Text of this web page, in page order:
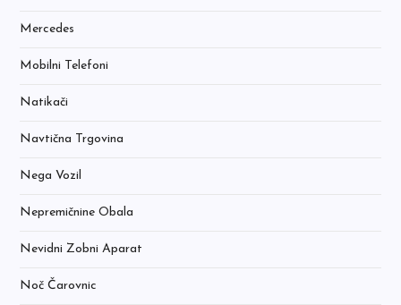
Mercedes
Mobilni Telefoni
Natikači
Navtična Trgovina
Nega Vozil
Nepremičnine Obala
Nevidni Zobni Aparat
Noč Čarovnic